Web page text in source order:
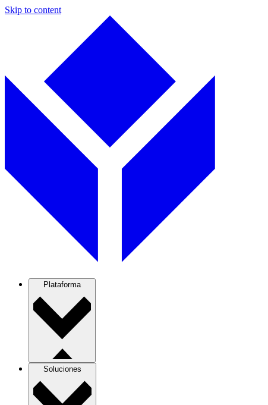
Skip to content
Plataforma
Soluciones